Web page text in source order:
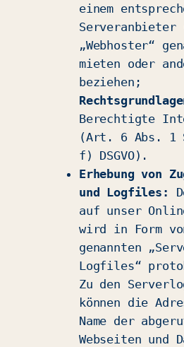
einem
Serveranbieter
„Webhoster“
mieten oder
beziehen;
Berechtigte
(Art. 6 Abs.
f) DSGVO).
Erhebung von
und Logfiles:
auf unser
wird in Form
genannten
Logfiles“
Zu den
können die
Name der
Webseiten und